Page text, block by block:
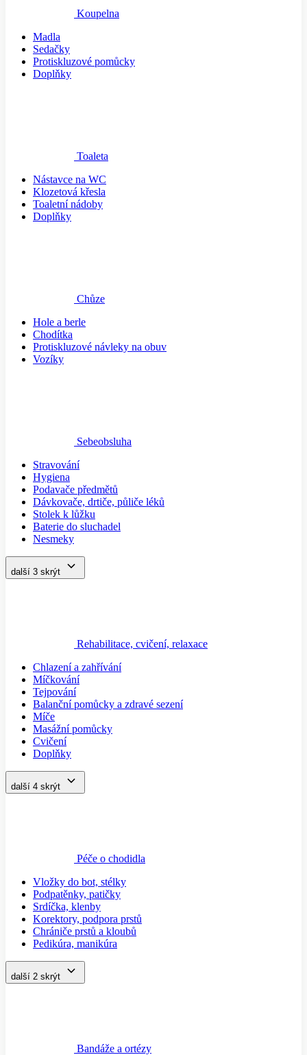
Koupelna
Madla
Sedačky
Protiskluzové pomůcky
Doplňky
Toaleta
Nástavce na WC
Klozetová křesla
Toaletní nádoby
Doplňky
Chůze
Hole a berle
Chodítka
Protiskluzové návleky na obuv
Vozíky
Sebeobsluha
Stravování
Hygiena
Podavače předmětů
Dávkovače, drtiče, půliče léků
Stolek k lůžku
Baterie do sluchadel
Nesmeky
další 3 skrýt
Rehabilitace, cvičení, relaxace
Chlazení a zahřívání
Míčkování
Tejpování
Balanční pomůcky a zdravé sezení
Míče
Masážní pomůcky
Cvičení
Doplňky
další 4 skrýt
Péče o chodidla
Vložky do bot, stélky
Podpatěnky, patičky
Srdíčka, klenby
Korektory, podpora prstů
Chrániče prstů a kloubů
Pedikúra, manikúra
další 2 skrýt
Bandáže a ortézy